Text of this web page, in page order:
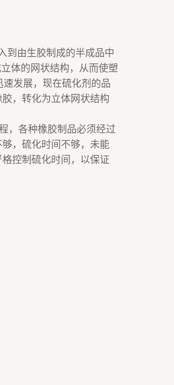
到由生胶制成的半成品中
体的网状结构，从而使塑
发展，现在硫化剂的品
，转化为立体网状结构
，各种橡胶制品必须经过
，硫化时间不够，未能
控制硫化时间，以保证